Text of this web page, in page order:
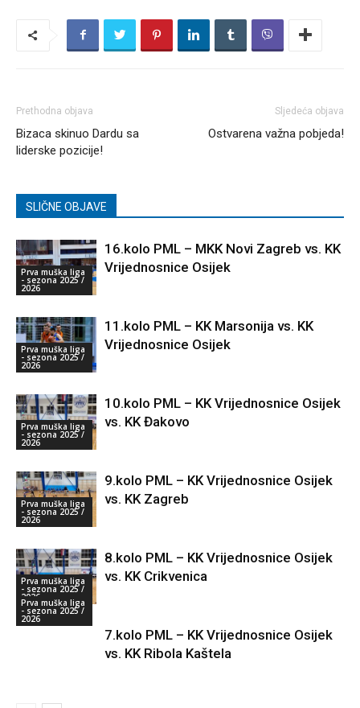
Prethodna objava
Bizaca skinuo Dardu sa
liderske pozicije!
Sljedeća objava
Ostvarena važna pobjeda!
SLIČNE OBJAVE
Prva muška liga
- sezona 2025 /
2026
16.kolo PML – MKK Novi Zagreb vs. KK
Vrijednosnice Osijek
Prva muška liga
- sezona 2025 /
2026
11.kolo PML – KK Marsonija vs. KK
Vrijednosnice Osijek
Prva muška liga
- sezona 2025 /
2026
10.kolo PML – KK Vrijednosnice Osijek
vs. KK Đakovo
Prva muška liga
- sezona 2025 /
2026
9.kolo PML – KK Vrijednosnice Osijek
vs. KK Zagreb
Prva muška liga
- sezona 2025 /
2026
8.kolo PML – KK Vrijednosnice Osijek
vs. KK Crikvenica
Prva muška liga
- sezona 2025 /
2026
7.kolo PML – KK Vrijednosnice Osijek
vs. KK Ribola Kaštela